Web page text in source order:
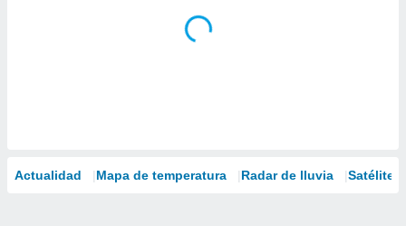
Actualidad Mapa de temperatura Radar de lluvia Satélites